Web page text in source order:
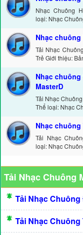
Nhạc Chuông
loại: Nhạc
Nhạc chuông
Tải Nhạc
Trẻ Giới thiệu:
Nhạc chuông
MasterD
Tải Nhạc
Thể loại: Nhạc
Nhạc chuông
Tải Nhạc
loại: Nhạc
Tải Nhạc Chuông
Tải Nhạc
Tải Nhạc Chuông